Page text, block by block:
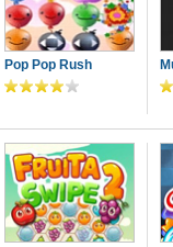
Pop Pop Rush